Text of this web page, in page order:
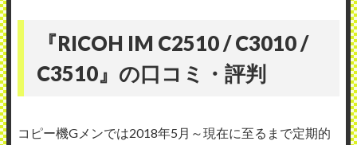
『RICOH IM C2510 / C3010 /
C3510』の口コミ・評判
コピー機Gメンでは2018年5月～現在に至るまで定期的